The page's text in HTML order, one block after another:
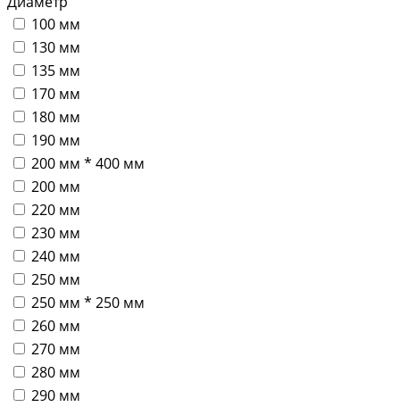
100 мм
130 мм
135 мм
170 мм
180 мм
190 мм
200 мм * 400 мм
200 мм
220 мм
230 мм
240 мм
250 мм
250 мм * 250 мм
260 мм
270 мм
280 мм
290 мм